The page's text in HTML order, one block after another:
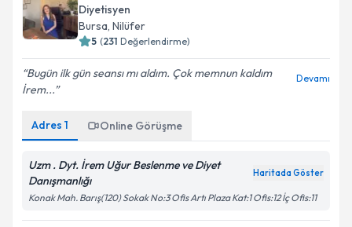
Diyetisyen
Bursa, Nilüfer
5 (231 Değerlendirme)
Bugün ilk gün seansı mı aldım. Çok memnun kaldım
İrem...
Devamı
Adres 1 Online Görüşme
Uzm . Dyt. İrem Uğur Beslenme ve Diyet
Danışmanlığı
Haritada Göster
Konak Mah. Barış(120) Sokak No:3 Ofis Artı Plaza Kat:1 Ofis:12 İç Ofis:11